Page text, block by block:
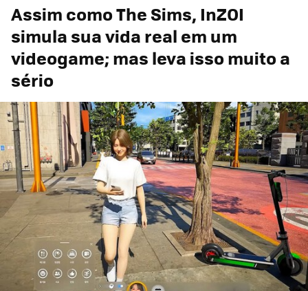
Assim como The Sims, InZOI
simula sua vida real em um
videogame; mas leva isso muito a
sério